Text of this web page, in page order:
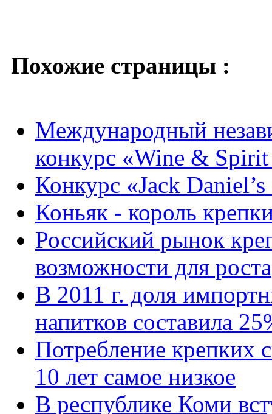
Похожие страницы :
Международный
конкурс «Wine &
Конкурс «Jack
Коньяк - король
Российский рынок
возможности для роста
В 2011 г. доля
напитков составила
Потребление крепких
10 лет самое низкое
В республике Коми